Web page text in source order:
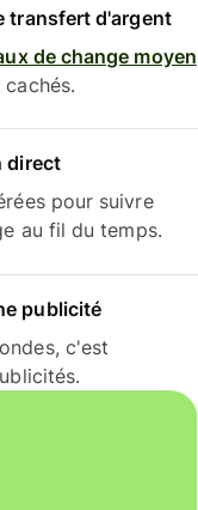
transfert d'argent
de change moyen
direct
pour suivre
au fil du temps.
publicité
c'est